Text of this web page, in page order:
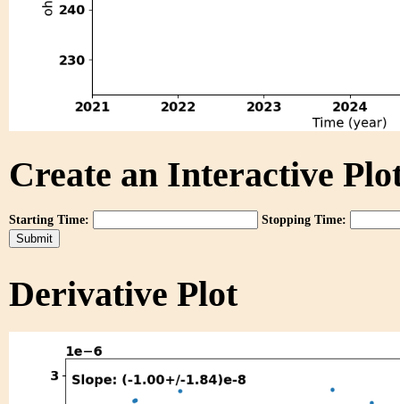
Create an Interactive
Starting Time: Stopping Time:
Derivative Plot